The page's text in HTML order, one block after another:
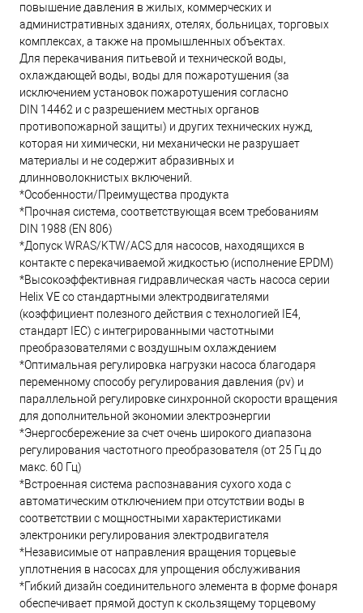
повышение давления в жилых, коммерческих и
административных зданиях, отелях, больницах, торговых
комплексах, а также на промышленных объектах.
Для перекачивания питьевой и технической воды,
охлаждающей воды, воды для пожаротушения (за
исключением установок пожаротушения согласно
DIN 14462 и с разрешением местных органов
противопожарной защиты) и других технических нужд,
которая ни химически, ни механически не разрушает
материалы и не содержит абразивных и
длинноволокнистых включений.
*Особенности/Преимущества продукта
*Прочная система, соответствующая всем требованиям
DIN 1988 (EN 806)
*Допуск WRAS/KTW/ACS для насосов, находящихся в
контакте с перекачиваемой жидкостью (исполнение EPDM)
*Высокоэффективная гидравлическая часть насоса серии
Helix VE со стандартными электродвигателями
(коэффициент полезного действия с технологией IE4,
стандарт IEC) с интегрированными частотными
преобразователями с воздушным охлаждением
*Оптимальная регулировка нагрузки насоса благодаря
переменному способу регулирования давления (pv) и
параллельной регулировке синхронной скорости вращения
для дополнительной экономии электроэнергии
*Энергосбережение за счет очень широкого диапазона
регулирования частотного преобразователя (от 25 Гц до
макс. 60 Гц)
*Встроенная система распознавания сухого хода с
автоматическим отключением при отсутствии воды в
соответствии с мощностными характеристиками
электроники регулирования электродвигателя
*Независимые от направления вращения торцевые
уплотнения в насосах для упрощения обслуживания
*Гибкий дизайн соединительного элемента в форме фонаря
обеспечивает прямой доступ к скользящему торцевому